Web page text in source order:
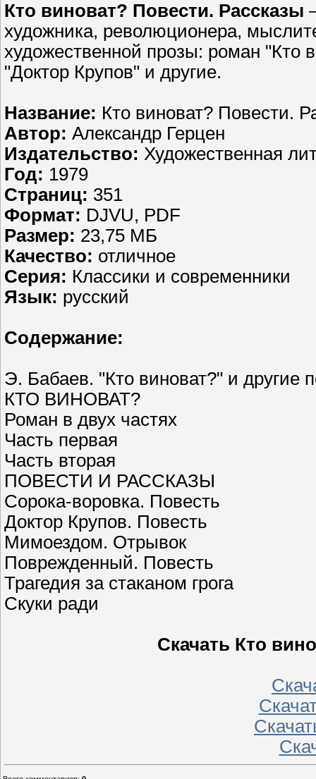
Кто виноват? Повести. Рассказы
художника, революционера,
художественной прозы: роман "Кто
"Доктор Крупов" и другие.
Название: Кто виноват? Повести.
Автор: Александр Герцен
Издательство: Художественная
Год: 1979
Страниц: 351
Формат: DJVU, PDF
Размер: 23,75 МБ
Качество: отличное
Серия: Классики и современники
Язык: русский
Содержание:
Э. Бабаев. "Кто виноват?" и другие
КТО ВИНОВАТ?
Роман в двух частях
Часть первая
Часть вторая
ПОВЕСТИ И РАССКАЗЫ
Сорока-воровка. Повесть
Доктор Крупов. Повесть
Мимоездом. Отрывок
Поврежденный. Повесть
Трагедия за стаканом грога
Скуки ради
Скачать Кто